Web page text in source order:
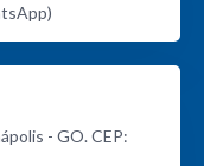
- GO. CEP: